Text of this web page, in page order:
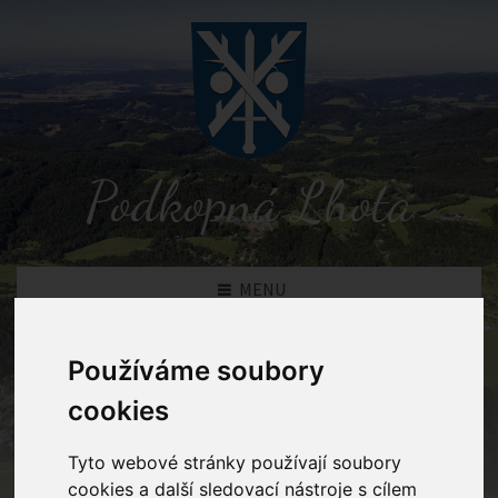
Používáme soubory
cookies
Tyto webové stránky používají soubory
cookies a další sledovací nástroje s cílem
Podkopná Lhota
MENU
Obsah